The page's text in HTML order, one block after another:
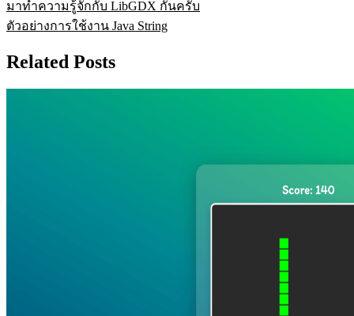
มาทำความรู้จักกับ LibGDX กันครับ
ตัวอย่างการใช้งาน Java String
Related Posts